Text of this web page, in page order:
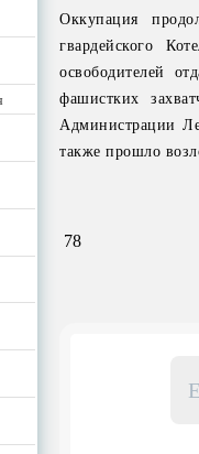
Оккупация
гвардейского
освободителей
фашистких
Администрации
также прошло
78